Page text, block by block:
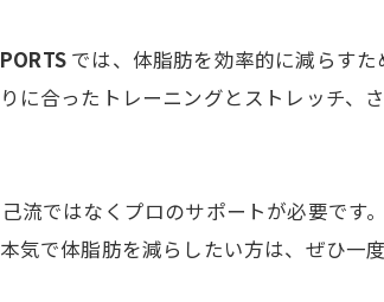
では、体脂肪を効率的に減らす
に合ったトレーニングとストレッチ、
ではなくプロのサポートが必要です
で体脂肪を減らしたい方は、ぜひ一